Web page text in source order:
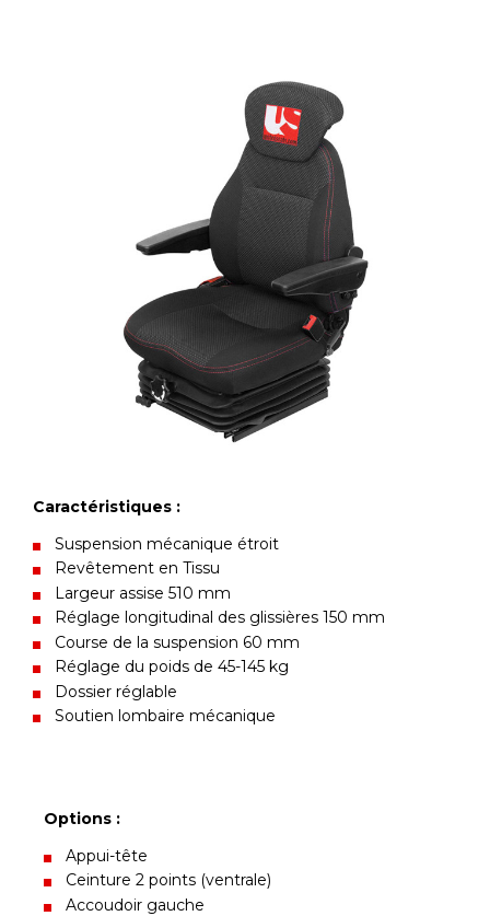
Caractéristiques :
Suspension mécanique étroit
Revêtement en Tissu
Largeur assise 510 mm
Réglage longitudinal des glissières 150 mm
Course de la suspension 60 mm
Réglage du poids de 45-145 kg
Dossier réglable
Soutien lombaire mécanique
Options :
Appui-tête
Ceinture 2 points (ventrale)
Accoudoir gauche